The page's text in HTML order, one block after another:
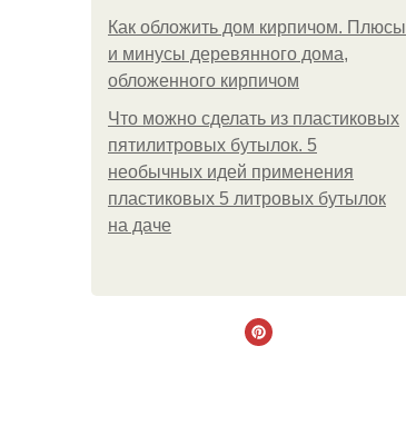
Как обложить дом кирпичом. Плюсы
и минусы деревянного дома,
обложенного кирпичом
Что можно сделать из пластиковых
пятилитровых бутылок. 5
необычных идей применения
пластиковых 5 литровых бутылок
на даче